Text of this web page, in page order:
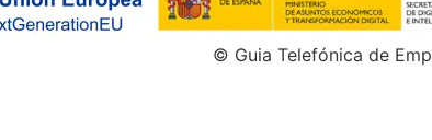
© Guia Telefónica de